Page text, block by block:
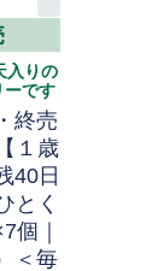
入りの
ーです
終売
１歳
40日
とく
個｜
＜毎